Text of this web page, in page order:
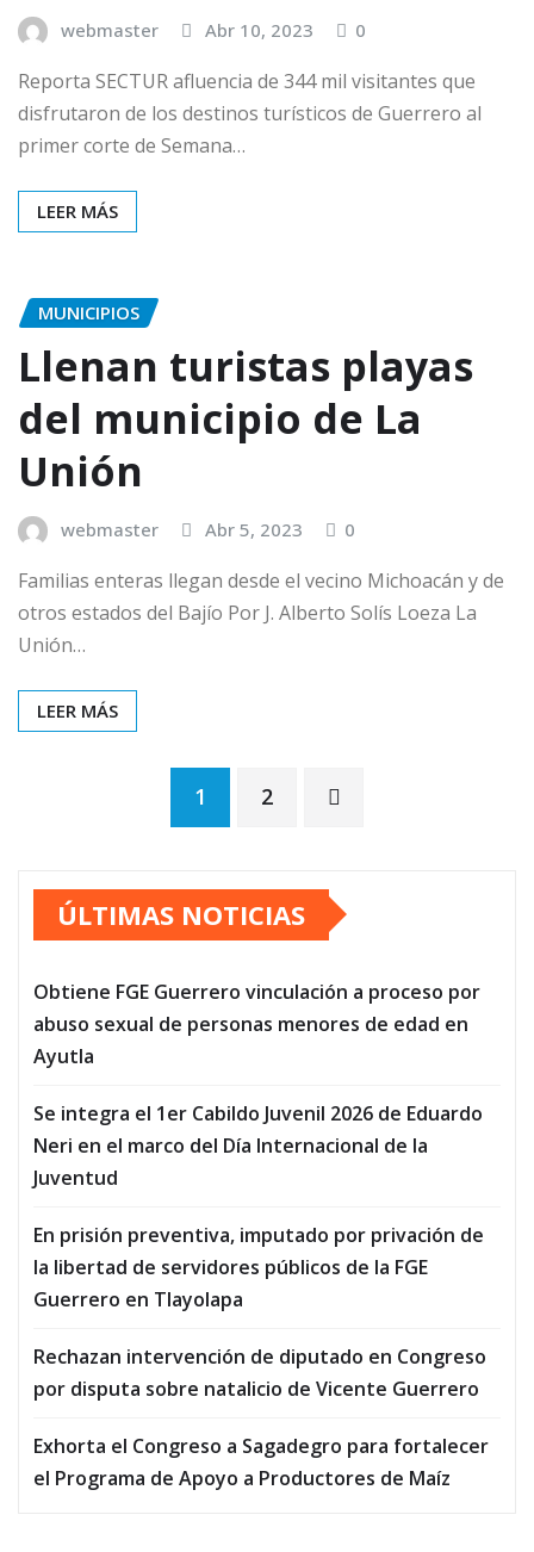
webmaster Abr 10, 2023 0
Reporta SECTUR afluencia de 344 mil visitantes que
disfrutaron de los destinos turísticos de Guerrero al
primer corte de Semana…
LEER MÁS
MUNICIPIOS
Llenan turistas playas
del municipio de La
Unión
webmaster Abr 5, 2023 0
Familias enteras llegan desde el vecino Michoacán y de
otros estados del Bajío Por J. Alberto Solís Loeza La
Unión…
LEER MÁS
Paginación
de
entradas
1 2
ÚLTIMAS NOTICIAS
Obtiene FGE Guerrero vinculación a proceso por
abuso sexual de personas menores de edad en
Ayutla
Se integra el 1er Cabildo Juvenil 2026 de Eduardo
Neri en el marco del Día Internacional de la
Juventud
En prisión preventiva, imputado por privación de
la libertad de servidores públicos de la FGE
Guerrero en Tlayolapa
Rechazan intervención de diputado en Congreso
por disputa sobre natalicio de Vicente Guerrero
Exhorta el Congreso a Sagadegro para fortalecer
el Programa de Apoyo a Productores de Maíz